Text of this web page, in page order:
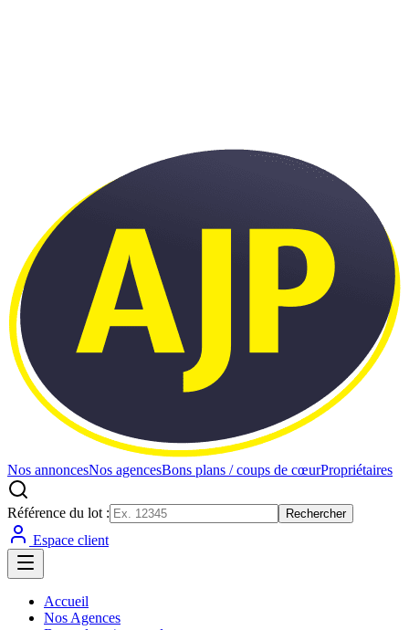
Nos annoncesNos agencesBons plans / coups de cœurPropriétaires
Référence du lot : Rechercher
Espace client
Accueil
Nos Agences